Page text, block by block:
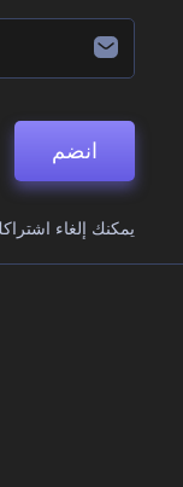
انضم
يمكنك إلغاء